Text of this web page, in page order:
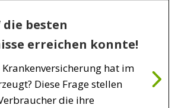
die besten
erreichen konnte!
hat im
Diese Frage stellen
die ihre